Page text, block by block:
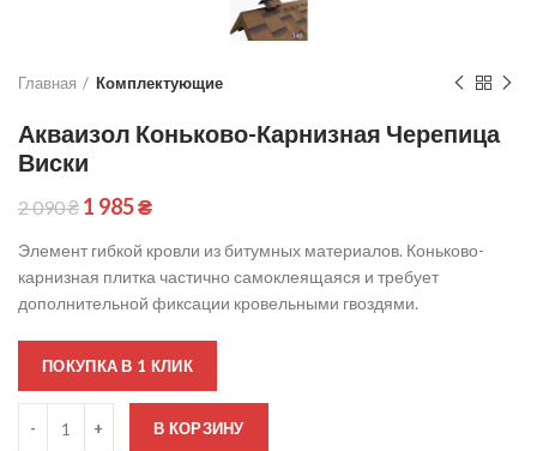
Главная Комплектующие
Акваизол Коньково-Карнизная Черепица
Виски
2 090₴ 1 985₴
Элемент гибкой кровли из битумных материалов. Коньково-
карнизная плитка частично самоклеящаяся и требует
дополнительной фиксации кровельными гвоздями.
ПОКУПКА В 1 КЛИК
В КОРЗИНУ